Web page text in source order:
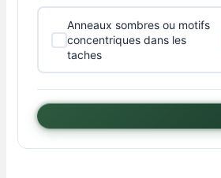
Anneaux sombres ou motifs
concentriques dans les
taches